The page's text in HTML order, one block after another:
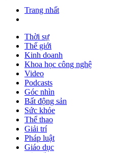
Trang nhất
Thời sự
Thế giới
Kinh doanh
Khoa học công nghệ
Video
Podcasts
Góc nhìn
Bất động sản
Sức khỏe
Thể thao
Giải trí
Pháp luật
Giáo dục